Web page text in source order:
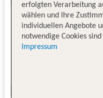
erfolgten Verarbeitung
wählen und Ihre
individuellen Angebote
notwendige Cookies sind
Impressum